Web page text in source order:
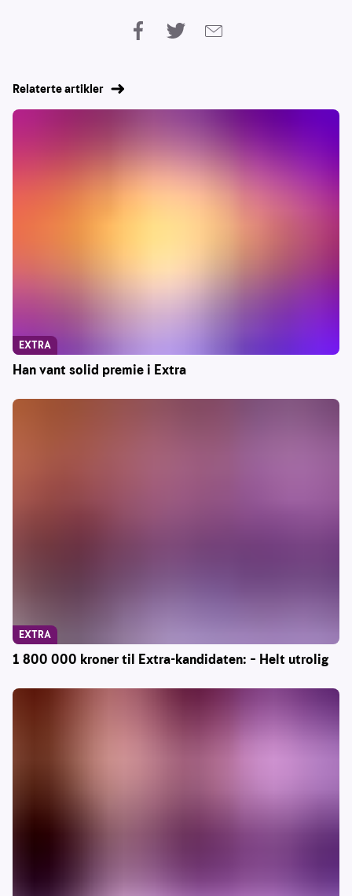
Relaterte artikler
Han vant solid premie i Extra
EXTRA
1 800 000 kroner til Extra-kandidaten: – Helt utrolig
EXTRA